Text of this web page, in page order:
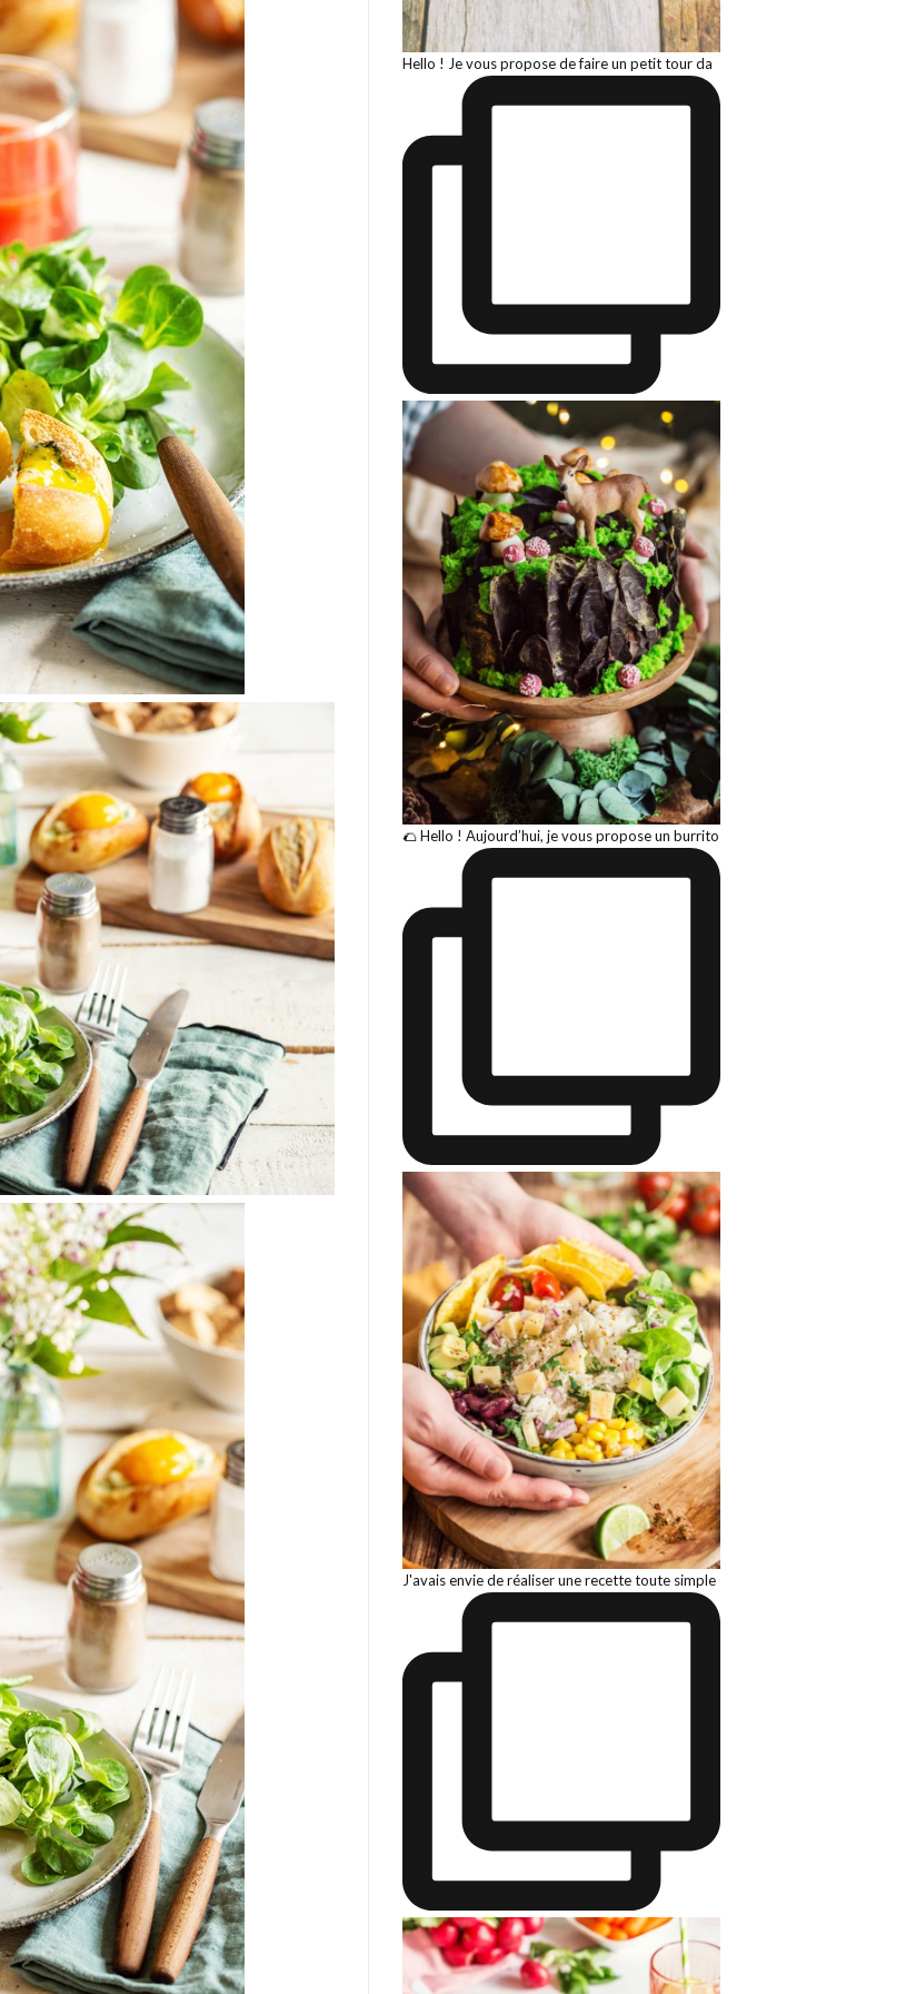
Hello ! Je vous propose de faire un petit tour da
🌮 Hello ! Aujourd’hui, je vous propose un burrito
J'avais envie de réaliser une recette toute simple